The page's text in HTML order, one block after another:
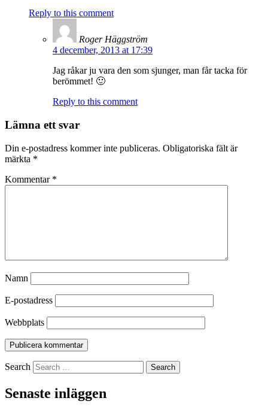
Reply to this comment
Roger Häggström
4 december, 2013 at 17:39
Jag råkar ju vara den som sjunger, man får tacka för
berömmet! 🙂
Reply to this comment
Lämna ett svar
Din e-postadress kommer inte publiceras. Obligatoriska fält är
märkta *
Kommentar *
Namn
E-postadress
Webbplats
Search
Senaste inläggen